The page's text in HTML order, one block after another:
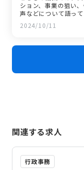
ション、事業の狙い
声などについて語って
2024/10/11
関連する求人
行政事務